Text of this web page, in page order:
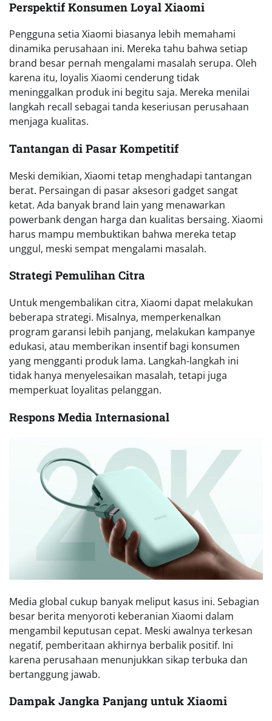
Perspektif Konsumen Loyal Xiaomi
Pengguna setia Xiaomi biasanya lebih memahami
dinamika perusahaan ini. Mereka tahu bahwa setiap
brand besar pernah mengalami masalah serupa. Oleh
karena itu, loyalis Xiaomi cenderung tidak
meninggalkan produk ini begitu saja. Mereka menilai
langkah recall sebagai tanda keseriusan perusahaan
menjaga kualitas.
Tantangan di Pasar Kompetitif
Meski demikian, Xiaomi tetap menghadapi tantangan
berat. Persaingan di pasar aksesori gadget sangat
ketat. Ada banyak brand lain yang menawarkan
powerbank dengan harga dan kualitas bersaing. Xiaomi
harus mampu membuktikan bahwa mereka tetap
unggul, meski sempat mengalami masalah.
Strategi Pemulihan Citra
Untuk mengembalikan citra, Xiaomi dapat melakukan
beberapa strategi. Misalnya, memperkenalkan
program garansi lebih panjang, melakukan kampanye
edukasi, atau memberikan insentif bagi konsumen
yang mengganti produk lama. Langkah-langkah ini
tidak hanya menyelesaikan masalah, tetapi juga
memperkuat loyalitas pelanggan.
Respons Media Internasional
Media global cukup banyak meliput kasus ini. Sebagian
besar berita menyoroti keberanian Xiaomi dalam
mengambil keputusan cepat. Meski awalnya terkesan
negatif, pemberitaan akhirnya berbalik positif. Ini
karena perusahaan menunjukkan sikap terbuka dan
bertanggung jawab.
Dampak Jangka Panjang untuk Xiaomi